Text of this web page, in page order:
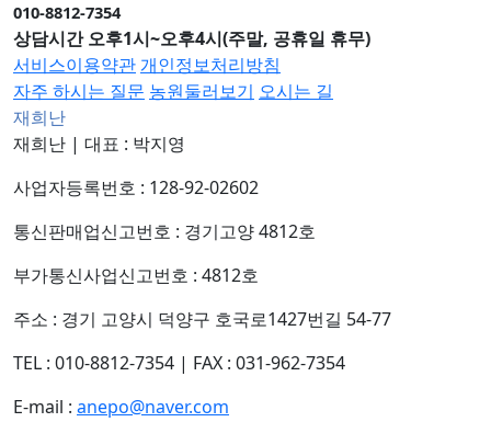
010-8812-7354
상담시간 오후1시~오후4시(주말, 공휴일 휴무)
서비스이용약관 개인정보처리방침
자주 하시는 질문 농원둘러보기 오시는 길
재희난
재희난 | 대표 : 박지영
사업자등록번호 : 128-92-02602
통신판매업신고번호 : 경기고양 4812호
부가통신사업신고번호 : 4812호
주소 : 경기 고양시 덕양구 호국로1427번길 54-77
TEL : 010-8812-7354 | FAX : 031-962-7354
E-mail : anepo@naver.com